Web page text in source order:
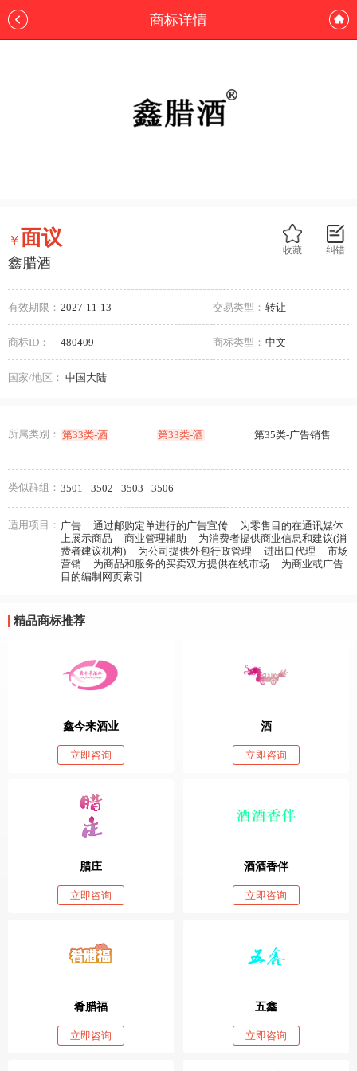
商标详情
纠错
收藏
￥面议
鑫腊酒
有效期限： 2027-11-13 交易类型： 转让
商标ID： 480409 商标类型： 中文
国家/地区： 中国大陆
所属类别： 第33类-酒 第33类-酒 第35类-广告销售
类似群组： 3501 3502 3503 3506
适用项目： 广告 通过邮购定单进行的广告宣传
为零售目的在通讯媒体
上展示商品
商业管理辅助
为消费者提供商业信息和建议(消
费者建议机构)
为公司提供外包行政管理 进出口代理
市场
营销
为商品和服务的买卖双方提供在线市场
为商业或广告
目的编制网页索引
精品商标推荐
鑫今来酒业
立即咨询
酒
立即咨询
腊庄
立即咨询
酒酒香伴
立即咨询
肴腊福
立即咨询
五鑫
立即咨询